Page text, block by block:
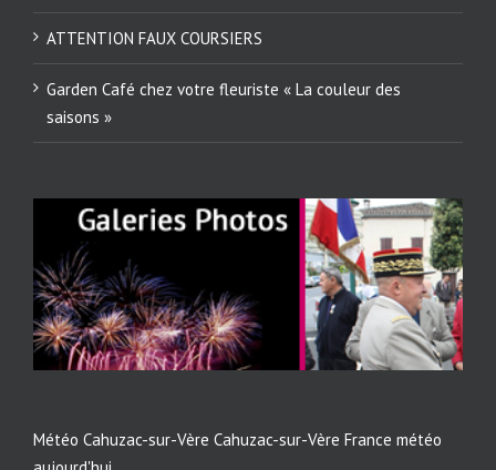
ATTENTION FAUX COURSIERS
Garden Café chez votre fleuriste « La couleur des
saisons »
Météo Cahuzac-sur-Vère Cahuzac-sur-Vère France météo